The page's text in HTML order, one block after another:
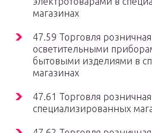
магазинах
47.59 Торговля
осветительными
бытовыми изделиями в
магазинах
47.61 Торговля
специализированных